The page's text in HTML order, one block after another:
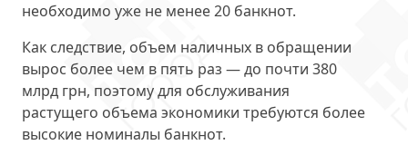
необходимо уже не менее 20 банкнот.
Как следствие, объем наличных в обращении
вырос более чем в пять раз — до почти 380
млрд грн, поэтому для обслуживания
растущего объема экономики требуются более
высокие номиналы банкнот.